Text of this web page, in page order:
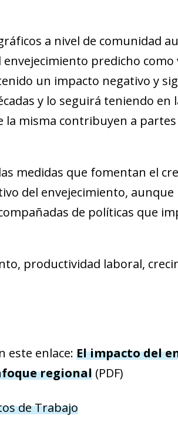
a nivel de comunidad
predicho
un impacto negativo y
y lo seguirá teniendo en
misma contribuyen a
medidas que fomentan el
del envejecimiento,
de políticas que
productividad laboral,
este enlace: El impacto del
regional (PDF)
de Trabajo